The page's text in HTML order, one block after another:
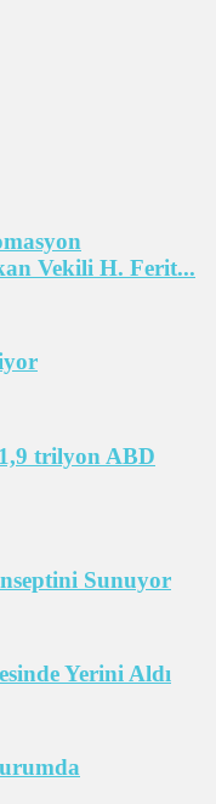
Vekili H. Ferit...
1,9 trilyon ABD
Sunuyor
Yerini Aldı